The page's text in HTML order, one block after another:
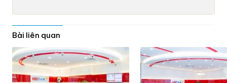
Bài liên quan